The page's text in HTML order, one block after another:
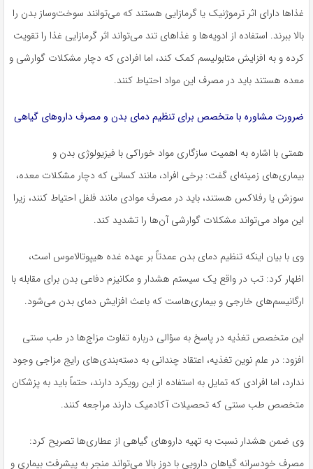
غذاها دارای اثر ترموژنیک یا گرمازایی هستند که می‌توانند سوخت‌وساز بدن را
بالا ببرند. استفاده از ادویه‌ها و غذاهای تند می‌تواند اثر گرمازایی غذا را تقویت
کرده و به افزایش متابولیسم کمک کند، اما افرادی که دچار مشکلات گوارشی و
معده هستند باید در مصرف این مواد احتیاط کنند.
ضرورت مشاوره با متخصص برای تنظیم دمای بدن و مصرف داروهای گیاهی
همتی با اشاره به اهمیت سازگاری مواد خوراکی با فیزیولوژی بدن و
بیماری‌های زمینه‌ای گفت: برخی افراد، مانند کسانی که دچار مشکلات معده،
سوزش یا رفلاکس هستند، باید در مصرف موادی مانند فلفل احتیاط کنند، زیرا
این مواد می‌تواند مشکلات گوارشی آن‌ها را تشدید کند.
وی با بیان اینکه تنظیم دمای بدن عمدتاً بر عهده غده هیپوتالاموس است،
اظهار کرد: تب در واقع یک سیستم هشدار و مکانیزم دفاعی بدن برای مقابله با
ارگانیسم‌های خارجی و بیماری‌هاست که باعث افزایش دمای بدن می‌شود.
این متخصص تغذیه در پاسخ به سؤالی درباره تفاوت مزاج‌ها در طب سنتی
افزود: در علم نوین تغذیه، اعتقاد چندانی به دسته‌بندی‌های رایج مزاجی وجود
ندارد، اما افرادی که تمایل به استفاده از این رویکرد دارند، حتماً باید به پزشکان
متخصص طب سنتی که تحصیلات آکادمیک دارند مراجعه کنند.
وی ضمن هشدار نسبت به تهیه داروهای گیاهی از عطاری‌ها تصریح کرد:
مصرف خودسرانه گیاهان دارویی با دوز بالا می‌تواند منجر به پیشرفت بیماری و